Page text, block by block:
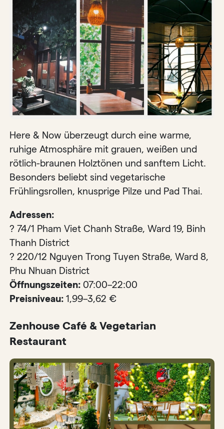
Here & Now überzeugt durch eine warme,
ruhige Atmosphäre mit grauen, weißen und
rötlich-braunen Holztönen und sanftem Licht.
Besonders beliebt sind vegetarische
Frühlingsrollen, knusprige Pilze und Pad Thai.
Adressen:
? 74/1 Pham Viet Chanh Straße, Ward 19, Binh
Thanh District
? 220/12 Nguyen Trong Tuyen Straße, Ward 8,
Phu Nhuan District
Öffnungszeiten: 07:00–22:00
Preisniveau: 1,99–3,62 €
Zenhouse Café & Vegetarian
Restaurant